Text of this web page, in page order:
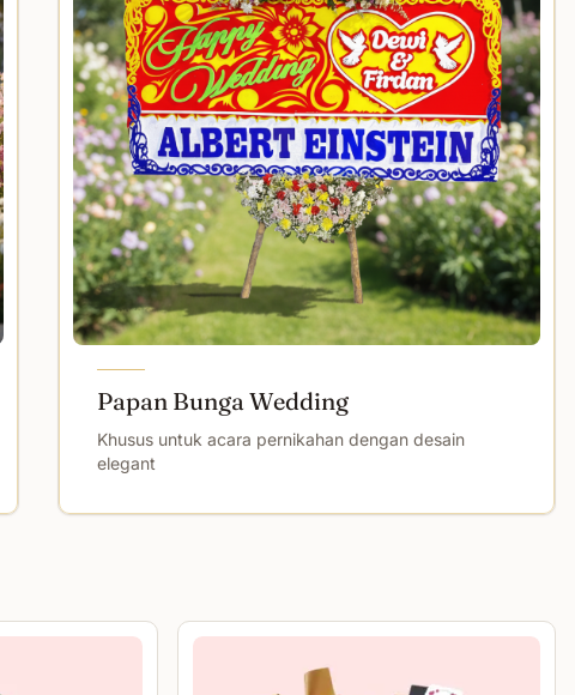
Papan Bunga Wedding
Khusus untuk acara pernikahan dengan desain
elegant